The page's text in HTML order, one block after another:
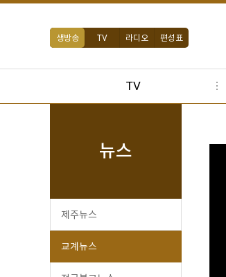
생방송 TV 라디오 편성표
TV
뉴스
제주뉴스
교계뉴스